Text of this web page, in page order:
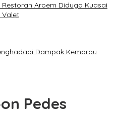
Aroem Diduga Kuasai
Valet
Dampak Kemarau
Pedes